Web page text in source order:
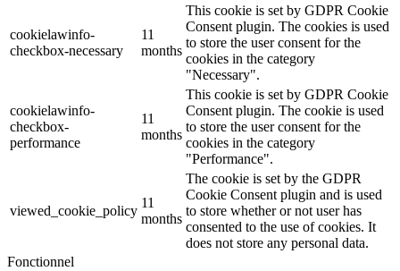
cookielawinfo-
checkbox-necessary
11
months
This cookie is set by GDPR Cookie
Consent plugin. The cookies is used
to store the user consent for the
cookies in the category
"Necessary".
cookielawinfo-
checkbox-
performance
11
months
This cookie is set by GDPR Cookie
Consent plugin. The cookie is used
to store the user consent for the
cookies in the category
"Performance".
viewed_cookie_policy
11
months
The cookie is set by the GDPR
Cookie Consent plugin and is used
to store whether or not user has
consented to the use of cookies. It
does not store any personal data.
Fonctionnel